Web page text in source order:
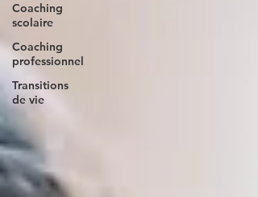
Coaching
scolaire
Coaching
professionnel
Transitions
de vie